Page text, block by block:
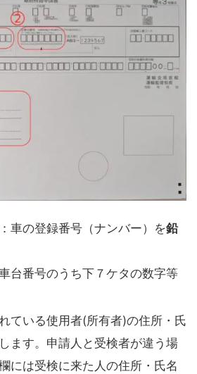
車の登録番号（ナンバー）を鉛
台番号のうち下７ケタの数字等
ている使用者(所有者)の住所・氏
ます。申請人と受検者が違う場
には受検に来た人の住所・氏名